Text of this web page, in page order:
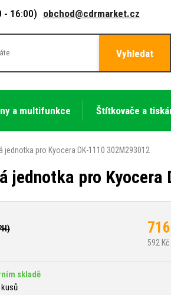
- 16:00) obchod@cdrmarket.cz
Vyhledat
a multifunkce Štítkovače a
pro Kyocera DK-1110 302M293012
pro Kyocera
716
592
skladě